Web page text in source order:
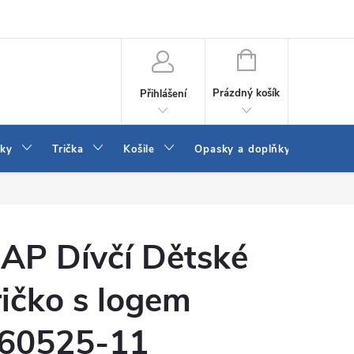
Přihlášení
NÁKUPNÍ
Prázdný košík
Trička Košile Opasky a doplňky
Dívčí Dětské
s logem
11